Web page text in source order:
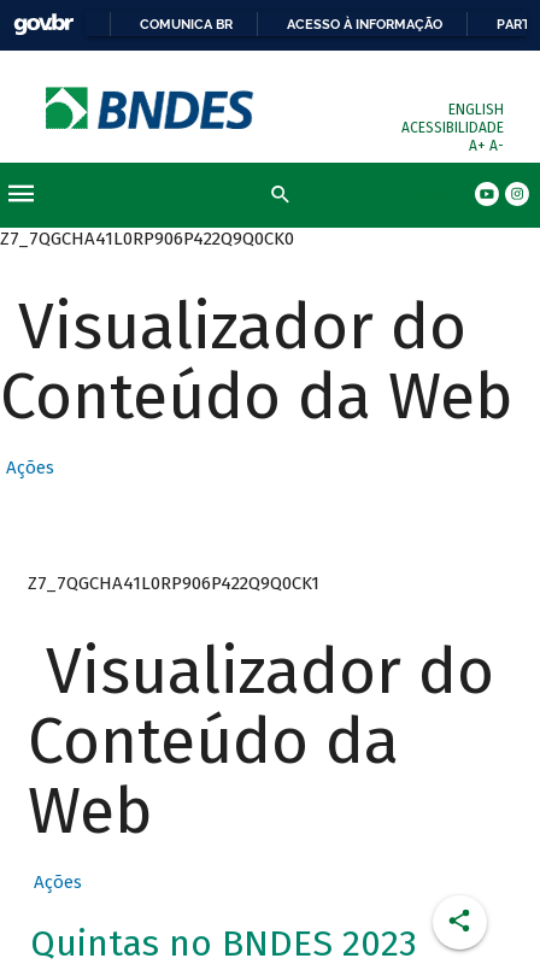
COMUNICA BR ACESSO À INFORMAÇÃO
ENGLISH
ACESSIBILIDADE
A+ A-
Z7_7QGCHA41L0RP906P422Q9Q0CK0
Visualizador do
Conteúdo da Web
Ações
Z7_7QGCHA41L0RP906P422Q9Q0CK1
Visualizador do
Conteúdo da
Web
Ações
Quintas no BNDES 2023